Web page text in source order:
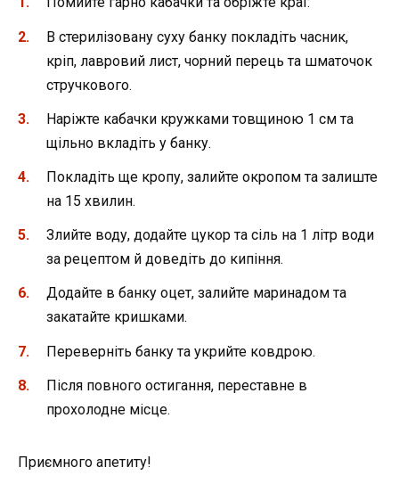
В стерилізовану суху банку покладіть часник,
кріп, лавровий лист, чорний перець та шматочок
стручкового.
Наріжте кабачки кружками товщиною 1 см та
щільно вкладіть у банку.
Покладіть ще кропу, залийте окропом та залиште
на 15 хвилин.
Злийте воду, додайте цукор та сіль на 1 літр води
за рецептом й доведіть до кипіння.
Додайте в банку оцет, залийте маринадом та
закатайте кришками.
Переверніть банку та укрийте ковдрою.
Після повного остигання, переставне в
прохолодне місце.
Приємного апетиту!